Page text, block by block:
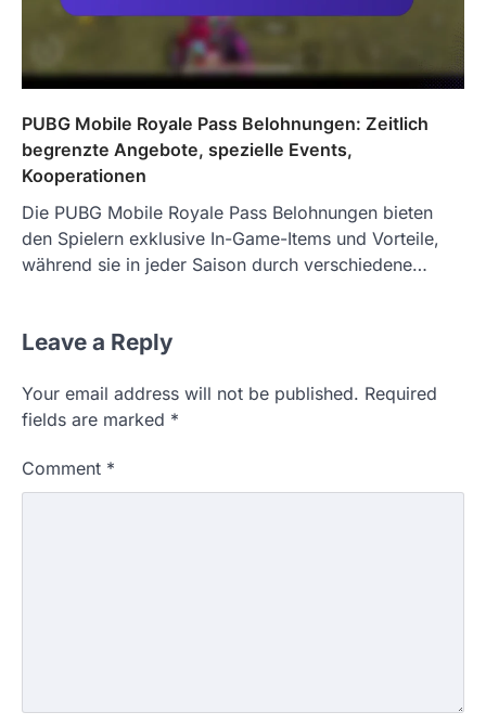
PUBG Mobile Royale Pass Belohnungen: Zeitlich
begrenzte Angebote, spezielle Events,
Kooperationen
Die PUBG Mobile Royale Pass Belohnungen bieten
den Spielern exklusive In-Game-Items und Vorteile,
während sie in jeder Saison durch verschiedene…
Leave a Reply
Your email address will not be published. Required
fields are marked *
Comment *